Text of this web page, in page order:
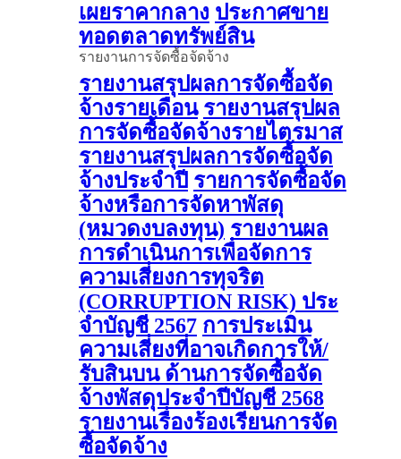
เผยราคากลาง ประกาศขาย
ทอดตลาดทรัพย์สิน
รายงานการจัดซื้อจัดจ้าง
รายงานสรุปผลการจัดซื้อจัด
จ้างรายเดือน รายงานสรุปผล
การจัดซื้อจัดจ้างรายไตรมาส
รายงานสรุปผลการจัดซื้อจัด
จ้างประจำปี รายการจัดซื้อจัด
จ้างหรือการจัดหาพัสดุ
(หมวดงบลงทุน) รายงานผล
การดําเนินการเพื่อจัดการ
ความเสี่ยงการทุจริต
(CORRUPTION RISK) ประ
จําบัญชี 2567 การประเมิน
ความเสี่ยงที่อาจเกิดการให้/
รับสินบน ด้านการจัดซื้อจัด
จ้างพัสดุประจําปีบัญชี 2568
รายงานเรื่องร้องเรียนการจัด
ซื้อจัดจ้าง